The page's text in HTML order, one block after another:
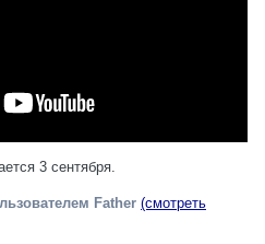
3 сентября.
Father (смотреть